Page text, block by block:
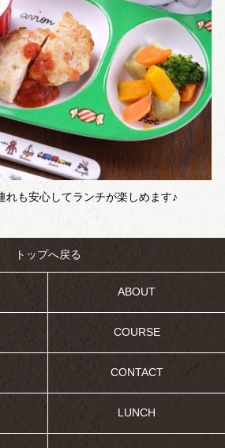
も安心してランチが楽しめます♪
トップへ戻る
ABOUT
COURSE
CONTACT
LUNCH